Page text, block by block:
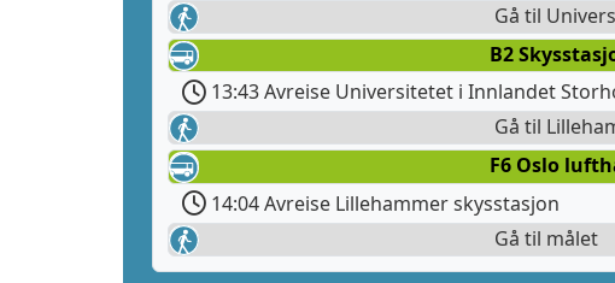
Gå til
B2
13:43 Avreise Universitetet i Innlandet
Gå til
F6 Oslo
14:04 Avreise Lillehammer skysstasjon
Gå til målet